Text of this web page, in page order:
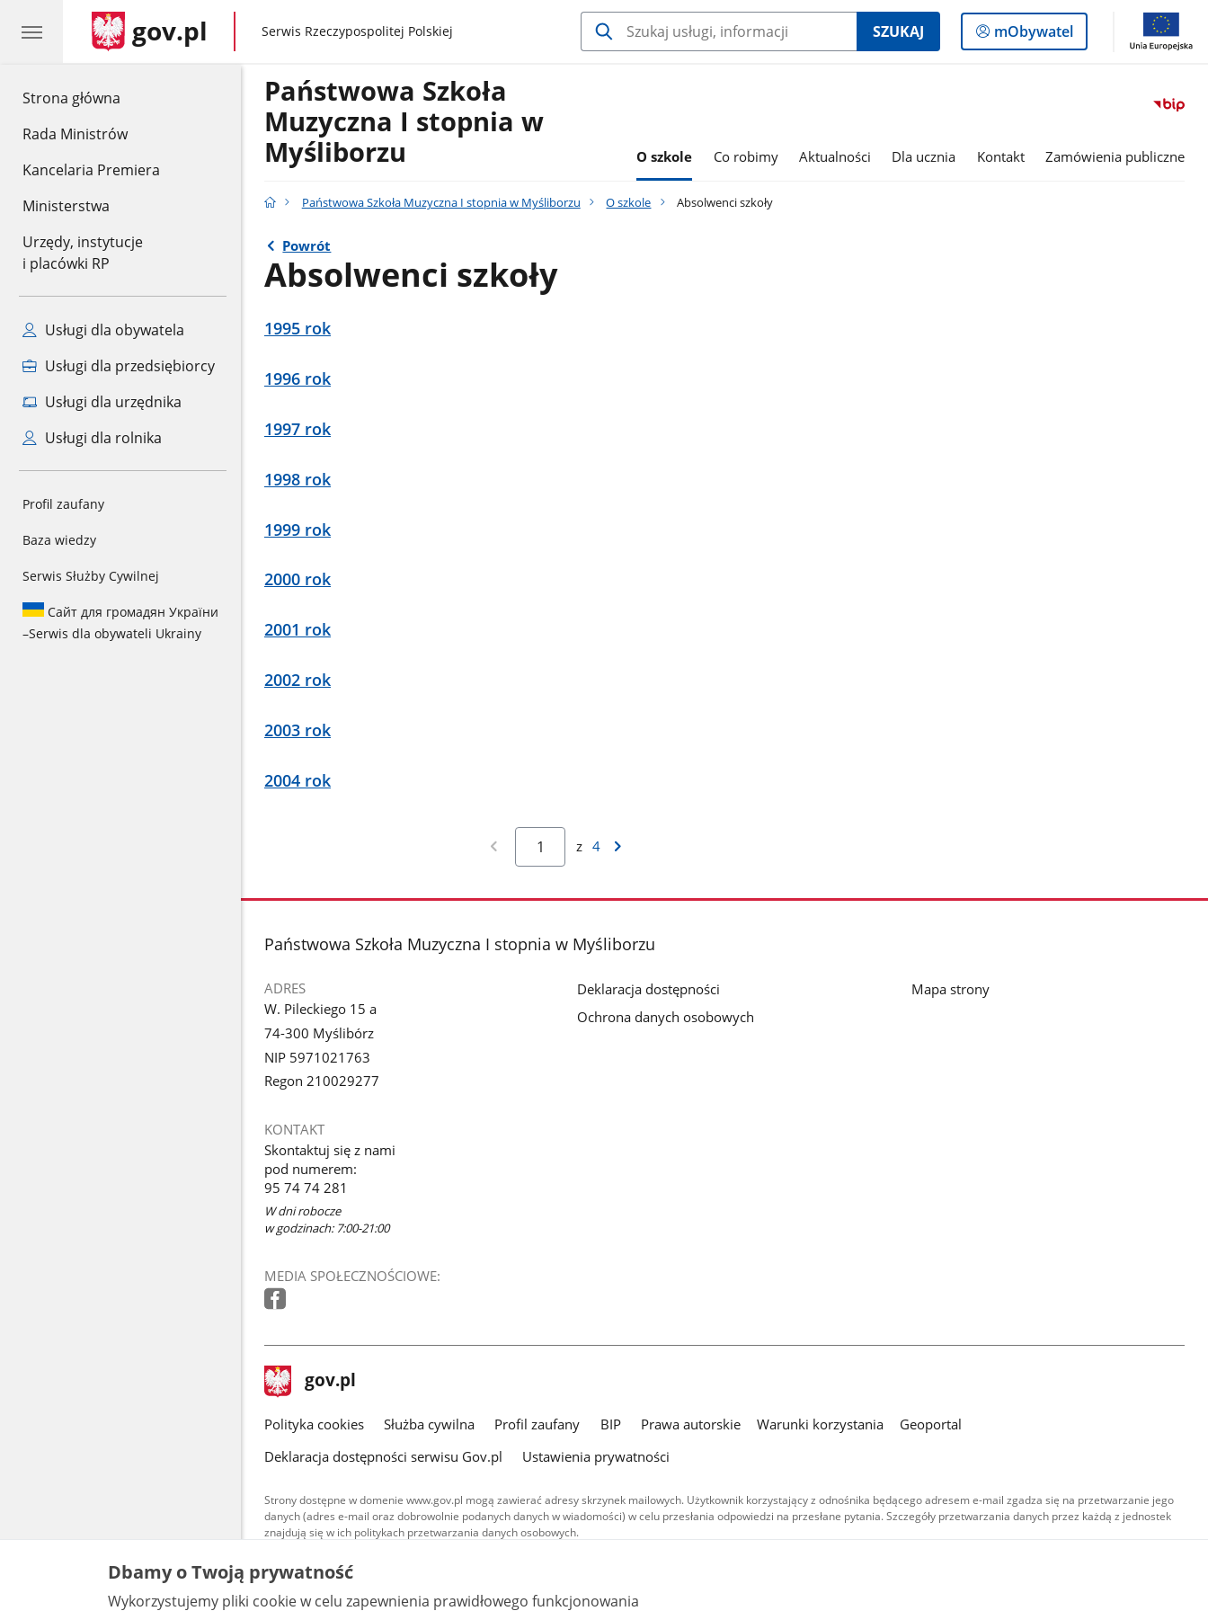
Strona główna
Rada Ministrów
Kancelaria Premiera
Ministerstwa
Urzędy, instytucje
i placówki RP
Usługi dla obywatela
Usługi dla przedsiębiorcy
Usługi dla urzędnika
Usługi dla rolnika
Profil zaufany
Baza wiedzy
Serwis Służby Cywilnej
Сайт для громадян України
–Serwis dla obywateli Ukrainy
gov.pl gov.pl
Serwis Rzeczypospolitej Polskiej SZUKAJ
Logowanie
do
mObywatel
Państwowa Szkoła
Muzyczna I stopnia w
Myśliborzu
O szkole Co robimy Aktualności Dla ucznia Kontakt Zamówienia publiczne
Państwowa Szkoła Muzyczna I stopnia w Myśliborzu O szkole Absolwenci szkoły
Powrót
Absolwenci szkoły
1995 rok
1996 rok
1997 rok
1998 rok
1999 rok
2000 rok
2001 rok
2002 rok
2003 rok
2004 rok
z 4
stopka
Państwowa Szkoła Muzyczna I stopnia w Myśliborzu
ADRES
W. Pileckiego 15 a
74-300 Myślibórz
NIP 5971021763
Regon 210029277
KONTAKT
Skontaktuj się z nami
pod numerem:
95 74 74 281
W dni robocze
w godzinach: 7:00-21:00
MEDIA SPOŁECZNOŚCIOWE:
Deklaracja dostępności
Ochrona danych osobowych
Mapa strony
stopka
gov.pl Strona
gov.pl
gov.pl
Polityka cookies Służba cywilna Profil zaufany BIP Prawa autorskie Warunki korzystania
Geoportal
Deklaracja dostępności serwisu Gov.pl
Ustawienia prywatności
Strony dostępne w domenie www.gov.pl mogą zawierać adresy skrzynek mailowych. Użytkownik korzystający z odnośnika będącego adresem e-mail zgadza się na przetwarzanie jego
danych (adres e-mail oraz dobrowolnie podanych danych w wiadomości) w celu przesłania odpowiedzi na przesłane pytania. Szczegóły przetwarzania danych przez każdą z jednostek
znajdują się w ich politykach przetwarzania danych osobowych.
Treści tekstowe publikowane w serwisie (z wyłączeniem treści audiowizualnych), są
udostępniane na licencji typu Creative Commons: uznanie autorstwa - na tych samych
warunkach 4.0 (CC BY-SA 4.0). Materiały audiowizualne, w tym zdjęcia, materiały audio i wideo,
są udostępniane na licencji typu Creative Commons: uznanie autorstwa użycie niekomercyjne -
Dbamy o Twoją prywatność
Wykorzystujemy pliki cookie w celu zapewnienia prawidłowego funkcjonowania